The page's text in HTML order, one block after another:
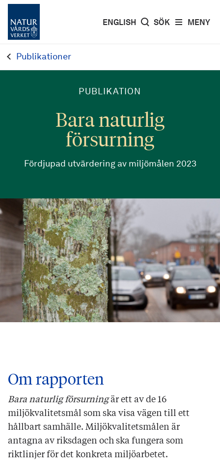
MENY
ENGLISH SÖK
Publikationer
PUBLIKATION
Bara naturlig
försurning
Fördjupad utvärdering av miljömålen 2023
Om rapporten
Bara naturlig försurningär ett av de 16
miljökvalitetsmål som ska visa vägen till ett
hållbart samhälle. Miljökvalitetsmålen är
antagna av riksdagen och ska fungera som
riktlinjer för det konkreta miljöarbetet.